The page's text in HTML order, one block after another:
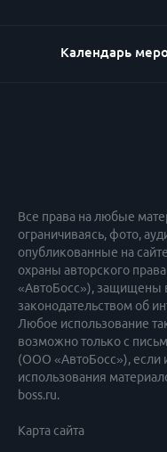
3. Егор Остроушко -
развитию кузовного
4. Илья Плисов -
Автокомплекс
Автосервисов»
5. Иван Бондаренко
Александр Носко –
возможности их
поддержки
Календарь
Все права на любые
ограничиваясь, фото,
опубликованные на
охраны авторского
«АвтоБосс»), защищены
законодательством об
Любое использование
возможно только с
(ООО «АвтоБосс»), если
использования
boss.ru.
Карта сайта